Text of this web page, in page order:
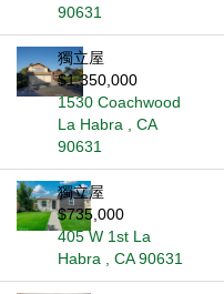
90631
獨立屋
$1,350,000
1530 Coachwood
La Habra , CA
90631
獨立屋
$735,000
405 W 1st La
Habra , CA 90631